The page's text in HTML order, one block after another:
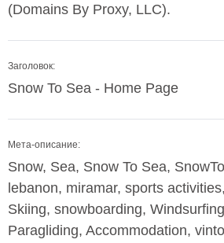
(Domains By Proxy, LLC).
Заголовок:
Snow To Sea - Home Page
Мета-описание:
Snow, Sea, Snow To Sea,
lebanon, miramar, sports
Skiing, snowboarding,
Paragliding, Accommodation,